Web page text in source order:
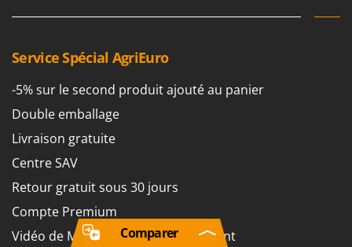
Service Spécial AgriEuro
-5% sur le second produit ajouté au panier
Double emballage
Livraison gratuite
Centre SAV
Retour gratuit sous 30 jours
Compte Premium
Vidéo de Montage et Fonctionnement
Comparer